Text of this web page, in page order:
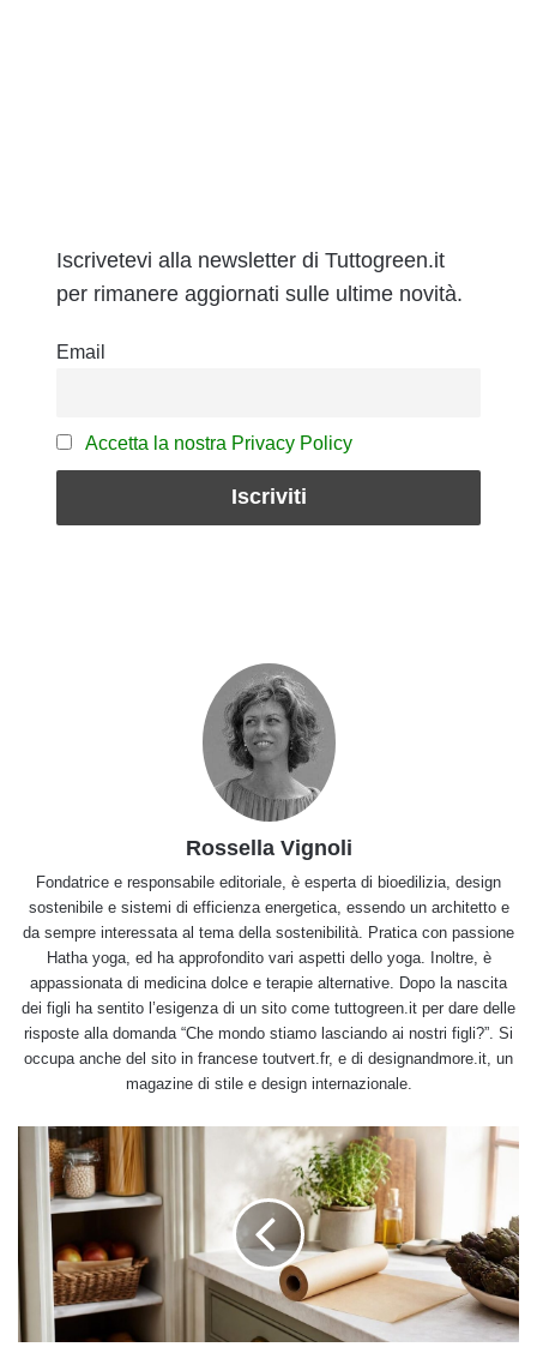
Iscrivetevi alla newsletter di Tuttogreen.it
per rimanere aggiornati sulle ultime novità.
Email
Accetta la nostra Privacy Policy
Rossella Vignoli
Fondatrice e responsabile editoriale, è esperta di bioedilizia, design
sostenibile e sistemi di efficienza energetica, essendo un architetto e
da sempre interessata al tema della sostenibilità. Pratica con passione
Hatha yoga, ed ha approfondito vari aspetti dello yoga. Inoltre, è
appassionata di medicina dolce e terapie alternative. Dopo la nascita
dei figli ha sentito l’esigenza di un sito come tuttogreen.it per dare delle
risposte alla domanda “Che mondo stiamo lasciando ai nostri figli?”. Si
occupa anche del sito in francese toutvert.fr, e di designandmore.it, un
magazine di stile e design internazionale.
Carta
forno
casa:
usi
pratici
che
ti